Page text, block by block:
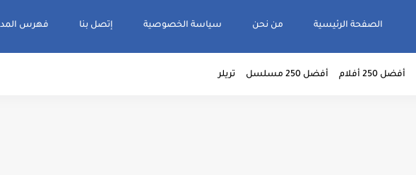
الصفحة الرئيسية من نحن سياسة الخصوصية إتصل بنا فهرس
أفضل 250 أفلام أفضل 250 مسلسل تريلر